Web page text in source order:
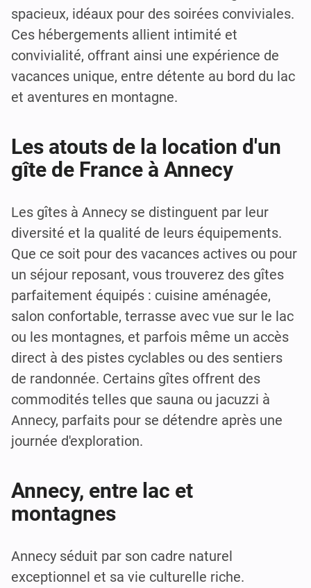
spacieux, idéaux pour des soirées conviviales.
Ces hébergements allient intimité et
convivialité, offrant ainsi une expérience de
vacances unique, entre détente au bord du lac
et aventures en montagne.
Les atouts de la location d'un
gîte de France à Annecy
Les gîtes à Annecy se distinguent par leur
diversité et la qualité de leurs équipements.
Que ce soit pour des vacances actives ou pour
un séjour reposant, vous trouverez des gîtes
parfaitement équipés : cuisine aménagée,
salon confortable, terrasse avec vue sur le lac
ou les montagnes, et parfois même un accès
direct à des pistes cyclables ou des sentiers
de randonnée. Certains gîtes offrent des
commodités telles que sauna ou jacuzzi à
Annecy, parfaits pour se détendre après une
journée d'exploration.
Annecy, entre lac et
montagnes
Annecy séduit par son cadre naturel
exceptionnel et sa vie culturelle riche.